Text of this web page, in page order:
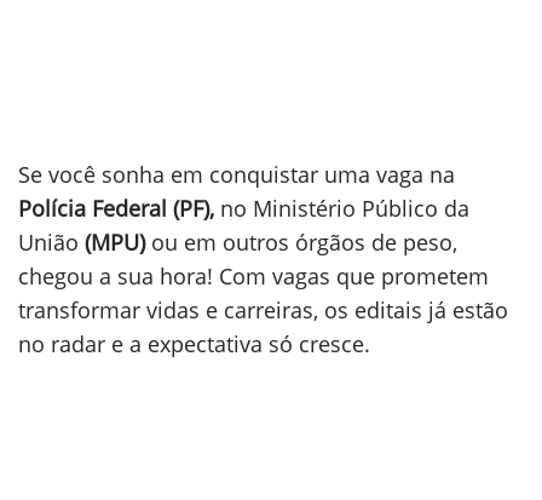
Se você sonha em conquistar uma vaga na
Polícia Federal (PF), no Ministério Público da
União (MPU)ou em outros órgãos de peso,
chegou a sua hora! Com vagas que prometem
transformar vidas e carreiras, os editais já estão
no radar e a expectativa só cresce.